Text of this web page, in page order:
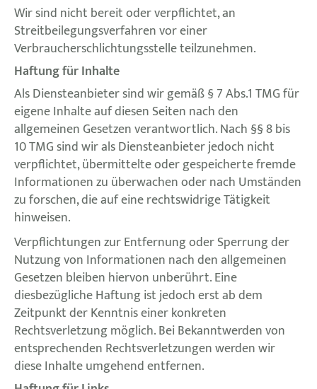
Wir sind nicht bereit oder verpflichtet, an
Streitbeilegungsverfahren vor einer
Verbraucherschlichtungsstelle teilzunehmen.
Haftung für Inhalte
Als Diensteanbieter sind wir gemäß § 7 Abs.1 TMG für
eigene Inhalte auf diesen Seiten nach den
allgemeinen Gesetzen verantwortlich. Nach §§ 8 bis
10 TMG sind wir als Diensteanbieter jedoch nicht
verpflichtet, übermittelte oder gespeicherte fremde
Informationen zu überwachen oder nach Umständen
zu forschen, die auf eine rechtswidrige Tätigkeit
hinweisen.
Verpflichtungen zur Entfernung oder Sperrung der
Nutzung von Informationen nach den allgemeinen
Gesetzen bleiben hiervon unberührt. Eine
diesbezügliche Haftung ist jedoch erst ab dem
Zeitpunkt der Kenntnis einer konkreten
Rechtsverletzung möglich. Bei Bekanntwerden von
entsprechenden Rechtsverletzungen werden wir
diese Inhalte umgehend entfernen.